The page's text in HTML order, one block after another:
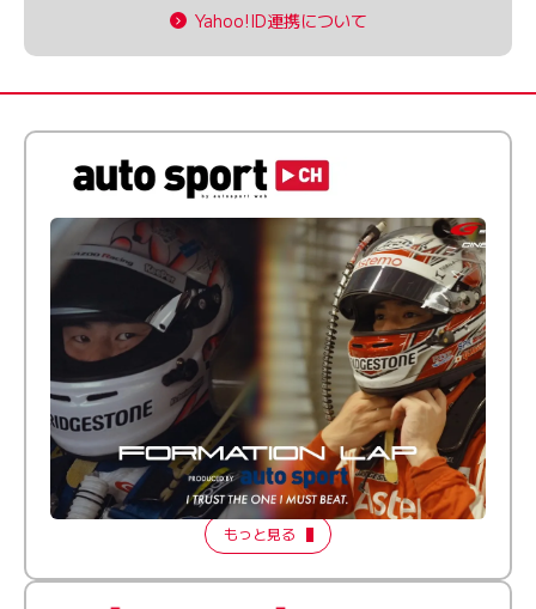
Yahoo!ID連携について
倒す相手を、信じてる。小林利徠斗 × 野村勇斗
【FORMATION LAP Produced by auto sport】
2026 Episode 2
もっと見る